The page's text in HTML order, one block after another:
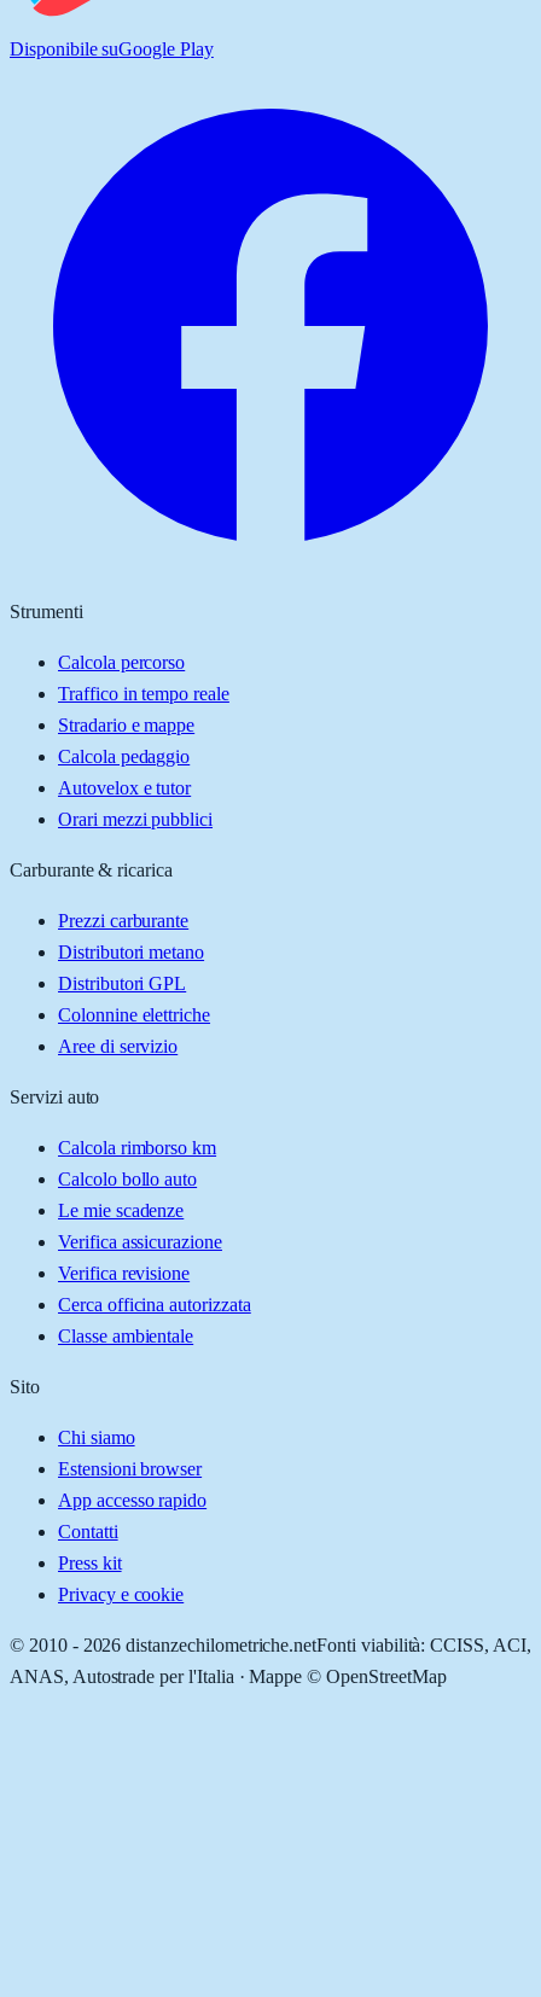
Disponibile suGoogle Play
Strumenti
Calcola percorso
Traffico in tempo reale
Stradario e mappe
Calcola pedaggio
Autovelox e tutor
Orari mezzi pubblici
Carburante & ricarica
Prezzi carburante
Distributori metano
Distributori GPL
Colonnine elettriche
Aree di servizio
Servizi auto
Calcola rimborso km
Calcolo bollo auto
Le mie scadenze
Verifica assicurazione
Verifica revisione
Cerca officina autorizzata
Classe ambientale
Sito
Chi siamo
Estensioni browser
App accesso rapido
Contatti
Press kit
Privacy e cookie
© 2010 - 2026 distanzechilometriche.netFonti viabilità: CCISS, ACI,
ANAS, Autostrade per l'Italia · Mappe © OpenStreetMap